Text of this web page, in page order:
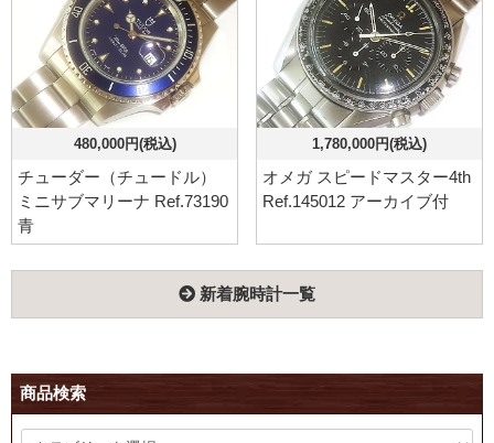
480,000円(税込)
チューダー（チュードル）
ミニサブマリーナ Ref.73190
青
1,780,000円(税込)
オメガ スピードマスター4th
Ref.145012 アーカイブ付
新着腕時計一覧
商品検索